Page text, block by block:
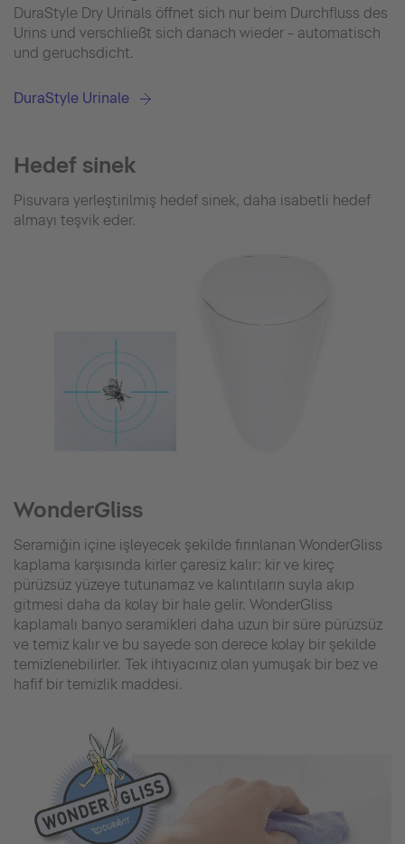
DuraStyle Dry Urinals öffnet sich nur beim Durchfluss des
Urins und verschließt sich danach wieder - automatisch
und geruchsdicht.
DuraStyle Urinale
Hedef si̇nek
Pisuvara yerleştirilmiş hedef sinek, daha isabetli hedef
almayı teşvik eder.
WonderGliss
Seramiğin içine işleyecek şekilde fırınlanan WonderGliss
kaplama karşısında kirler çaresiz kalır: kir ve kireç
pürüzsüz yüzeye tutunamaz ve kalıntıların suyla akıp
gitmesi daha da kolay bir hale gelir. WonderGliss
kaplamalı banyo seramikleri daha uzun bir süre pürüzsüz
ve temiz kalır ve bu sayede son derece kolay bir şekilde
temizlenebilirler. Tek ihtiyacınız olan yumuşak bir bez ve
hafif bir temizlik maddesi.